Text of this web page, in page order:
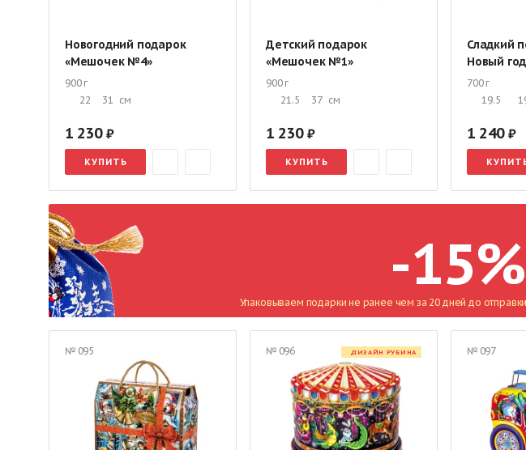
Новогодний подарок
«Мешочек №4»
900 г
22
31 см
1 230
КУПИТЬ
Детский подарок
«Мешочек №1»
900 г
21.5
37 см
1 230
КУПИТЬ
Сладкий
Новый
700 г
19.5
1 240
-15%
Упаковываем подарки не ранее чем за 20 дней до
№ 095 № 096 ДИЗАЙН РУБИНА № 097